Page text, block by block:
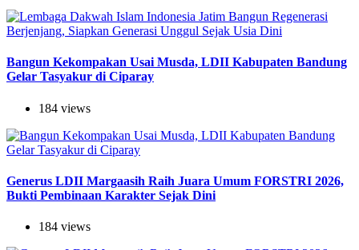
Bangun Kekompakan Usai Musda, LDII Kabupaten Bandung
Gelar Tasyakur di Ciparay
184 views
Generus LDII Margaasih Raih Juara Umum FORSTRI 2026,
Bukti Pembinaan Karakter Sejak Dini
184 views